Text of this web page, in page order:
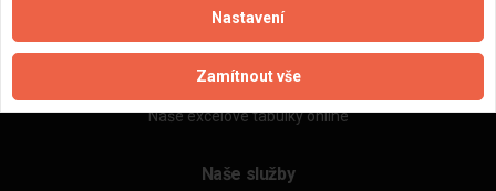
Zásady pro používání souborů cookie
Naše excelové tabulky online
Naše služby
Nastavení
Zamítnout vše